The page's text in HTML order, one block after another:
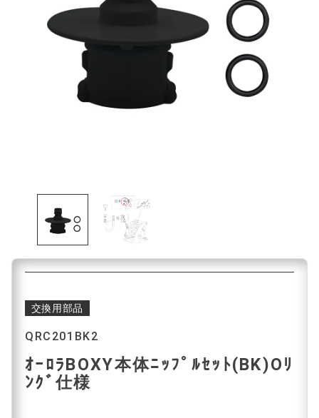
交換用部品
QRC201BK2
ｵｰﾛﾗBOXY本体ﾆｯﾌﾟﾙｾｯﾄ(BK)Oﾘ
ﾝｸﾞ仕様